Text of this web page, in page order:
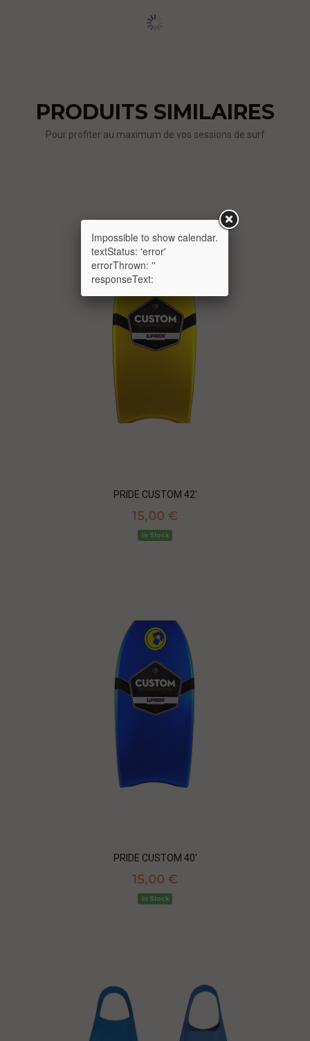
PRODUITS SIMILAIRES
Pour profiter au maximum de vos sessions de surf
PRIDE CUSTOM 42'
15,00 €
In Stock
PRIDE CUSTOM 40'
15,00 €
In Stock
Impossible to show calendar.
textStatus: 'error'
errorThrown: ''
responseText: